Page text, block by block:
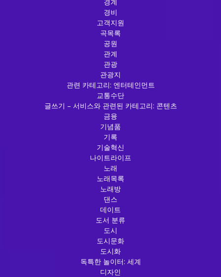
경비
고객지원
곡목록
공원
관계
관광
관광지
관련 카테고리: 엔터테인먼트
교통수단
글쓰기 – 서비스와 관련된 카테고리: 콘텐츠
금융
기념품
기록
기술혁신
나이트라이프
노래
노래목록
노래방
댄스
데이트
도서 분류
도시
도시문화
도시화
독특한 놀이터: 세계
디자인